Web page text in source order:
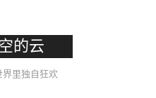
的云
里独自狂欢